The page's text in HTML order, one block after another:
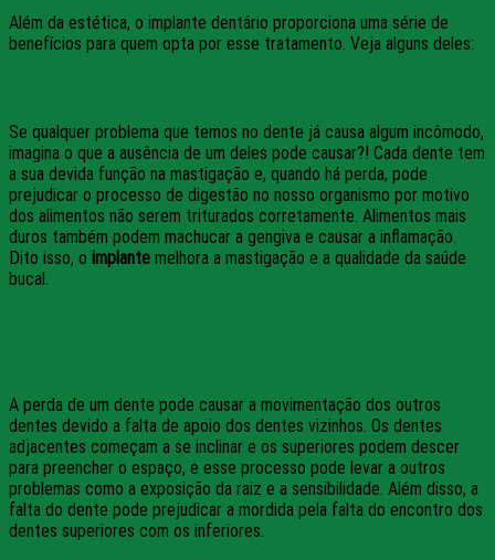
Além da estética, o implante dentário proporciona uma série de
benefícios para quem opta por esse tratamento. Veja alguns deles:
Se qualquer problema que temos no dente já causa algum incômodo,
imagina o que a ausência de um deles pode causar?! Cada dente tem
a sua devida função na mastigação e, quando há perda, pode
prejudicar o processo de digestão no nosso organismo por motivo
dos alimentos não serem triturados corretamente. Alimentos mais
duros também podem machucar a gengiva e causar a inflamação.
Dito isso, o implante melhora a mastigação e a qualidade da saúde
bucal.
A perda de um dente pode causar a movimentação dos outros
dentes devido a falta de apoio dos dentes vizinhos. Os dentes
adjacentes começam a se inclinar e os superiores podem descer
para preencher o espaço, e esse processo pode levar a outros
problemas como a exposição da raiz e a sensibilidade. Além disso, a
falta do dente pode prejudicar a mordida pela falta do encontro dos
dentes superiores com os inferiores.